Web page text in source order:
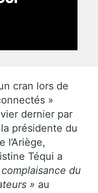
cran lors de
»
dernier par
présidente du
l’Ariège,
Téqui a
du
» au